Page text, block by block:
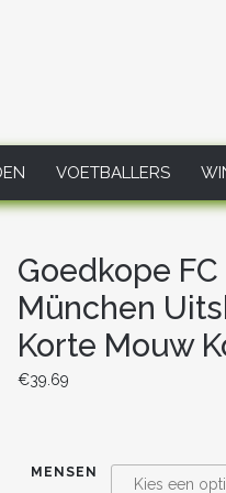
VOETBALLERS
Goedkope
München
Korte Mouw
€39.69
MENSEN